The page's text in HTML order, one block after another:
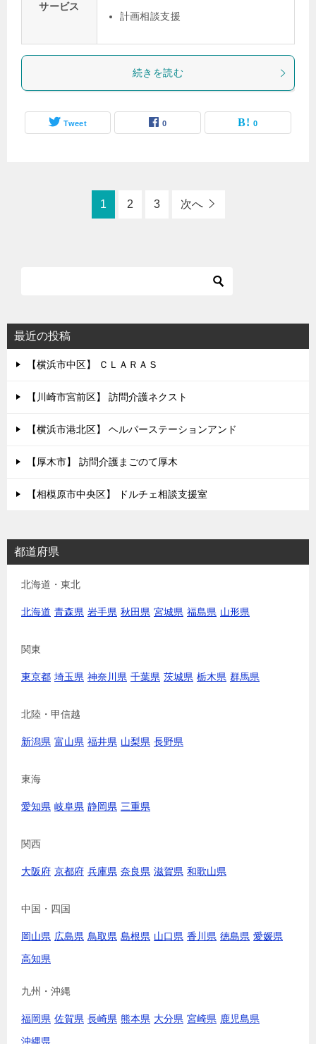
サービス
計画相談支援
続きを読む
Tweet 0 0
1 2 3 次へ
最近の投稿
【横浜市中区】 ＣＬＡＲＡＳ
【川崎市宮前区】 訪問介護ネクスト
【横浜市港北区】 ヘルパーステーションアンド
【厚木市】 訪問介護まごのて厚木
【相模原市中央区】 ドルチェ相談支援室
都道府県
北海道・東北
北海道 青森県 岩手県 秋田県 宮城県 福島県 山形県
関東
東京都 埼玉県 神奈川県 千葉県 茨城県 栃木県 群馬県
北陸・甲信越
新潟県 富山県 福井県 山梨県 長野県
東海
愛知県 岐阜県 静岡県 三重県
関西
大阪府 京都府 兵庫県 奈良県 滋賀県 和歌山県
中国・四国
岡山県 広島県 鳥取県 島根県 山口県 香川県 徳島県 愛媛県
高知県
九州・沖縄
福岡県 佐賀県 長崎県 熊本県 大分県 宮崎県 鹿児島県
沖縄県